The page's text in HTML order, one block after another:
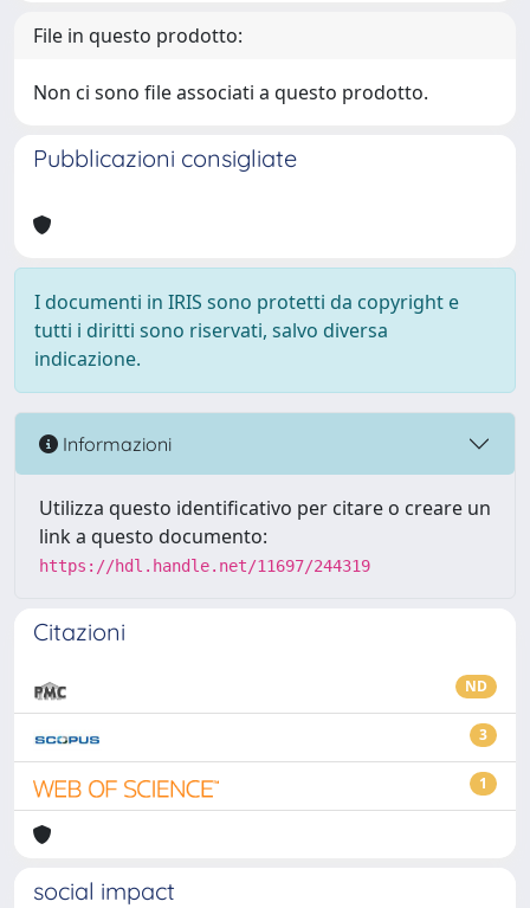
File in questo prodotto:
Non ci sono file associati a questo prodotto.
Pubblicazioni consigliate
I documenti in IRIS sono protetti da copyright e
tutti i diritti sono riservati, salvo diversa
indicazione.
Informazioni
Utilizza questo identificativo per citare o creare un
link a questo documento:
https://hdl.handle.net/11697/244319
Citazioni
ND
3
1
social impact